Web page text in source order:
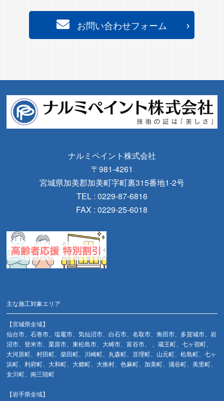
お問い合わせフォーム
ナルミペイント株式会社
〒981-4261
宮城県加美郡加美町字町裏315番地1-2号
TEL : 0229-87-6816
FAX : 0229-25-6018
主な施工対象エリア
【宮城県全域】
仙台市、石巻市、塩竈市、気仙沼市、白石市、名取市、角田市、多賀城市、岩
沼市、登米市、栗原市、東松島市、大崎市、富谷市、 、蔵王町、七ヶ宿町、
大河原町、村田町、柴田町、川崎町、丸森町、亘理町、山元町、松島町、七ヶ
浜町、利府町、大和町、大郷町、大衡村、色麻町、加美町、涌谷町、美里町、
女川町、南三陸町
【岩手県全域】